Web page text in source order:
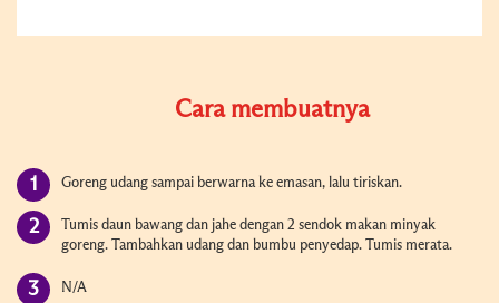
Cara membuatnya
Goreng udang sampai berwarna ke emasan, lalu tiriskan.
Tumis daun bawang dan jahe dengan 2 sendok makan minyak
goreng. Tambahkan udang dan bumbu penyedap. Tumis merata.
N/A